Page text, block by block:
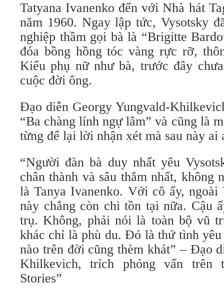
Tatyana Ivanenko đến với Nhà hát
năm 1960. Ngay lập tức, Vysotsky
nghiệp thầm gọi bà là “Brigitte
đóa bồng hồng tóc vàng rực rỡ,
Kiểu phụ nữ như bà, trước đây
cuộc đời ông.
Đạo diễn Georgy Yungvald-
“Ba chàng lính ngự lâm” và cũng là
từng để lại lời nhận xét mà sau này ai
“Người đàn bà duy nhất yêu
chân thành và sâu thẳm nhất, không
là Tanya Ivanenko. Với cô ấy, ngoài
này chẳng còn chi tồn tại nữa. Cậu
trụ. Không, phải nói là toàn bộ vũ
khác chỉ là phù du. Đó là thứ tình
nào trên đời cũng thèm khát” – Đạo
Khilkevich, trích phỏng vấn trên
Stories”